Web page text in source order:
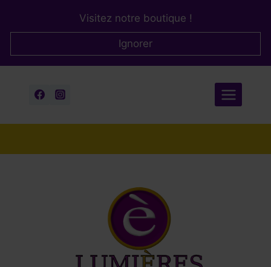
Visitez notre boutique !
Ignorer